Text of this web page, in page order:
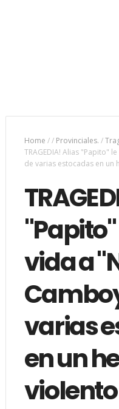
Home // Provinciales. /
TRAGEDIA! Alias "Papito"
de varias estocadas en un
vida a
varias
en un
violento